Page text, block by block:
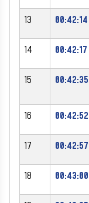
13 00:42:14
14 00:42:17
15 00:42:35
16 00:42:52
17 00:42:57
18 00:43:00